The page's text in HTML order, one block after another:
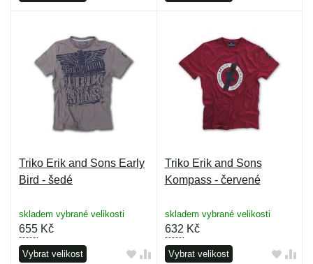
Triko Erik and Sons Early
Bird - šedé
skladem vybrané velikosti
655 Kč
Vybrat velikost
Triko Erik and Sons
Kompass - červené
skladem vybrané velikosti
632 Kč
Vybrat velikost